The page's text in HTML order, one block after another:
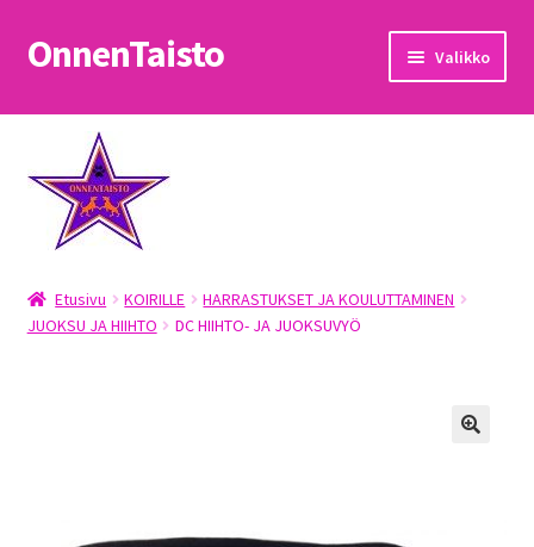
Siirry
navigointiin
Siirry
sisältöön
OnnenTaisto Valikko
Etusivu
Kassa
Oma tili
OnnenTaisto
Etusivu KOIRILLE
HARRASTUKSET JA KOULUTTAMINEN
JUOKSU JA HIIHTO
DC HIIHTO- JA JUOKSUVYÖ